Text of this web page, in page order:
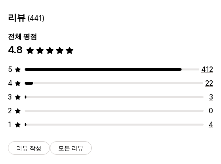
리뷰 (441)
전체 평점
4.8
5
412
4
22
3
3
2
0
1
4
리뷰 작성 모든 리뷰